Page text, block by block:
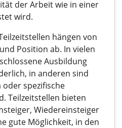
der Arbeit wie in einer
wird.
hängen von
Position ab. In vielen
Ausbildung
in anderen sind
spezifische
Teilzeitstellen bieten
Wiedereinsteiger
gute Möglichkeit, in den